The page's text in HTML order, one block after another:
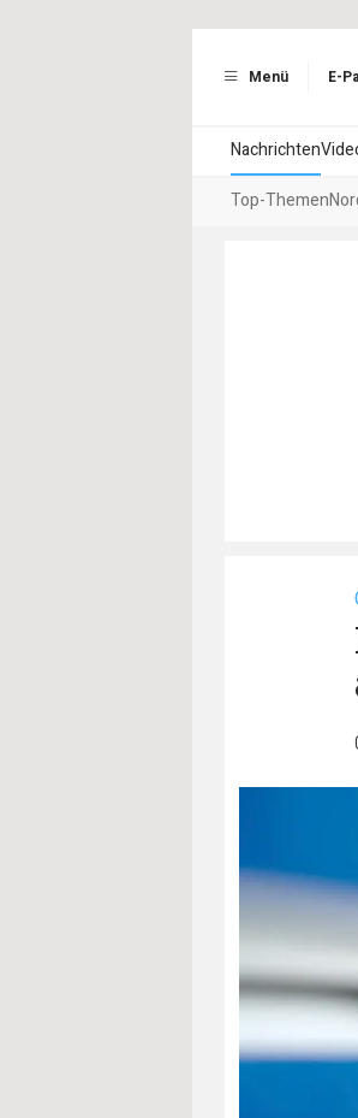
Menü E-
Nachrichten
Top-Themen